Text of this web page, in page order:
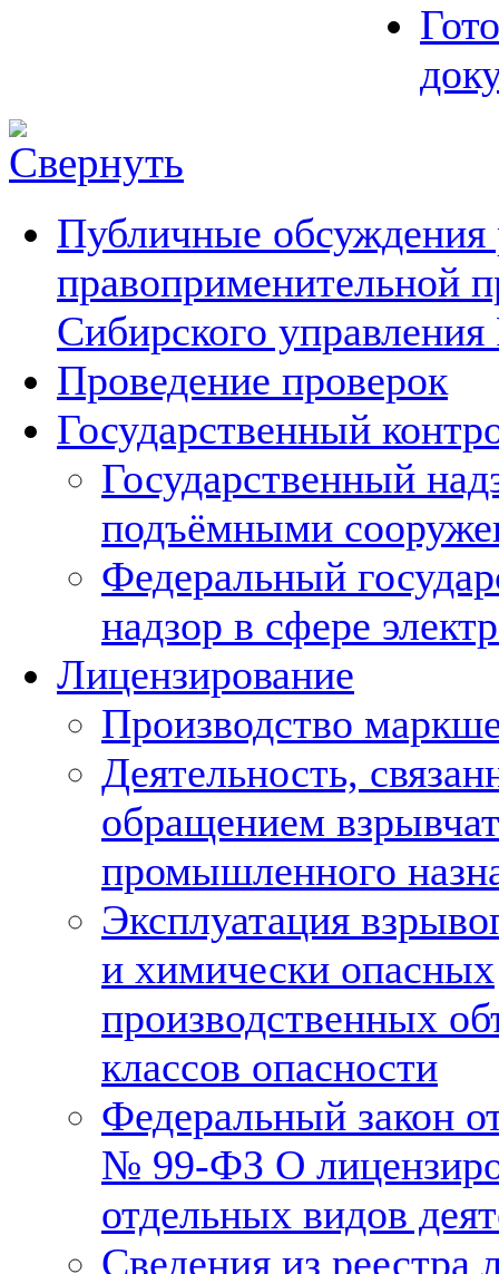
Публичные обсуждения
правоприменительной
Сибирского управления
Проведение проверок
Государственный
Государственный
подъёмными
Федеральный
надзор в сфере
Лицензирование
Производство
Деятельность,
обращением
промышленного
Эксплуатация
и химически опасных
производственных
классов опасности
Федеральный закон
№ 99-ФЗ О
отдельных видов
Сведения из реестра